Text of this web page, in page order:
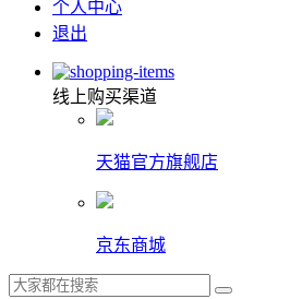
个人中心
退出
线上购买渠道
天猫官方旗舰店
京东商城